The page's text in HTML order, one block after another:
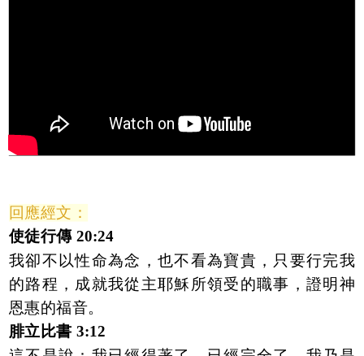
回應經文：
使徒行傳 20:24
我卻不以性命為念，也不看為寶貴，只要行完我
的路程，成就我從主耶穌所領受的職事，證明神
恩惠的福音。
腓立比書 3:12